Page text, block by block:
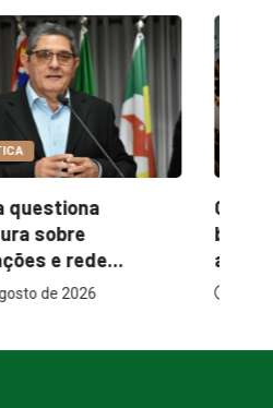
COTIDIANO
Day reúne
gastronomia e
de agosto de 2026